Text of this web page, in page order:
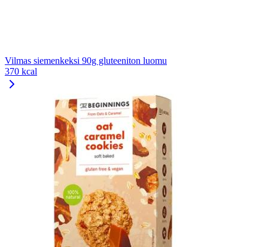
Vilmas siemenkeksi 90g gluteeniton luomu
370 kcal